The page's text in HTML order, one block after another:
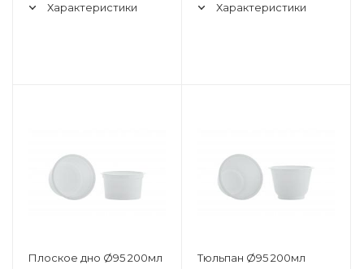
Характеристики Характеристики
Плоское дно Ø95 200мл Тюльпан Ø95 200мл